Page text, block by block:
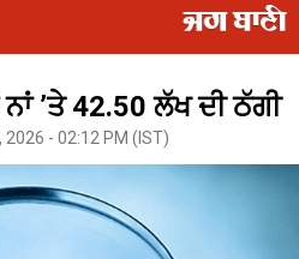
’ਤੇ 42.50 ਲੱਖ ਦੀ ਠੱਗੀ
2026 - 02:12 PM (IST)